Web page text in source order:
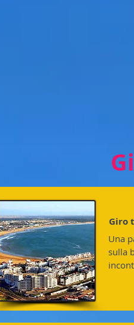
Giro
Una
sulla